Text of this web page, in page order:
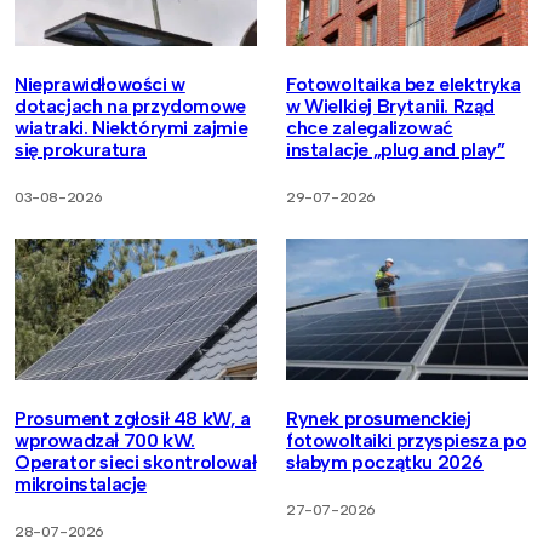
Nieprawidłowości w
dotacjach na przydomowe
wiatraki. Niektórymi zajmie
się prokuratura
03-08-2026
Fotowoltaika bez elektryka
w Wielkiej Brytanii. Rząd
chce zalegalizować
instalacje „plug and play”
29-07-2026
Prosument zgłosił 48 kW, a
wprowadzał 700 kW.
Operator sieci skontrolował
mikroinstalacje
28-07-2026
Rynek prosumenckiej
fotowoltaiki przyspiesza po
słabym początku 2026
27-07-2026